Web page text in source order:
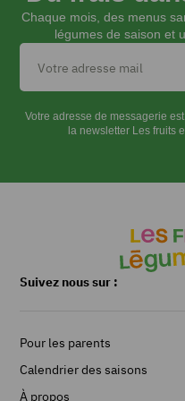
vanille)
pommes
le
dure
où
sont
Chaque mois, des menus
légumes de saison et
Votre adresse de messagerie
la newsletter Les fruits
Suivez nous sur :
Pour les parents
Calendrier des saisons
À propos